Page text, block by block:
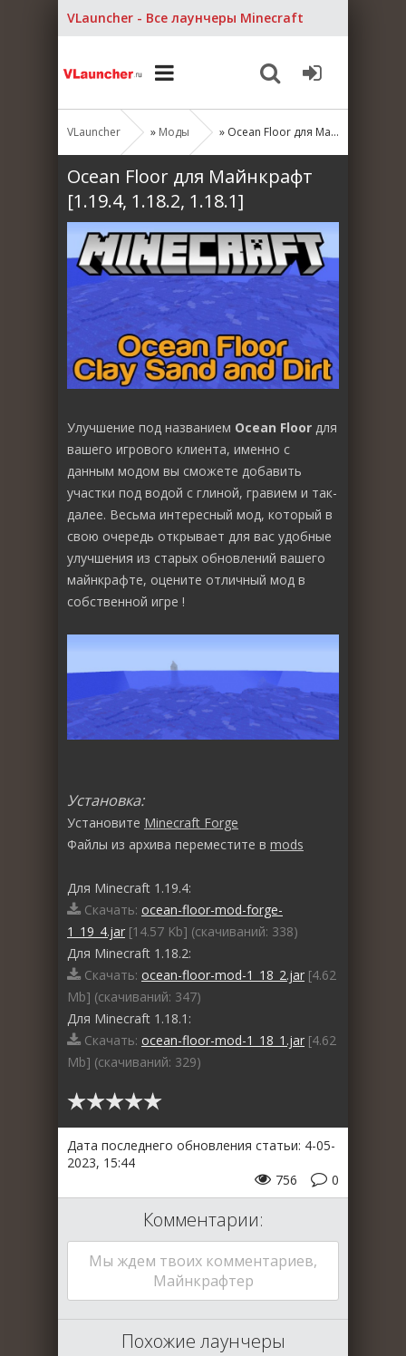
VLauncher - Все лаунчеры Minecraft
VLauncher » Моды » Ocean Floor для Майнкрафт [1.19.4, 1.18.2, 1.18.1]
Ocean Floor для Майнкрафт
[1.19.4, 1.18.2, 1.18.1]
Улучшение под названием Ocean Floor для
вашего игрового клиента, именно с
данным модом вы сможете добавить
участки под водой с глиной, гравием и так-
далее. Весьма интересный мод, который в
свою очередь открывает для вас удобные
улучшения из старых обновлений вашего
майнкрафте, оцените отличный мод в
собственной игре !
Установка:
Установите Minecraft Forge
Файлы из архива переместите в mods
Для Minecraft 1.19.4:
Скачать: ocean-floor-mod-forge-
1_19_4.jar [14.57 Kb] (cкачиваний: 338)
Для Minecraft 1.18.2:
Скачать: ocean-floor-mod-1_18_2.jar [4.62
Mb] (cкачиваний: 347)
Для Minecraft 1.18.1:
Скачать: ocean-floor-mod-1_18_1.jar [4.62
Mb] (cкачиваний: 329)
Дата последнего обновления статьи: 4-05-
2023, 15:44
0
756
Комментарии:
Мы ждем твоих комментариев,
Майнкрафтер
Похожие лаунчеры